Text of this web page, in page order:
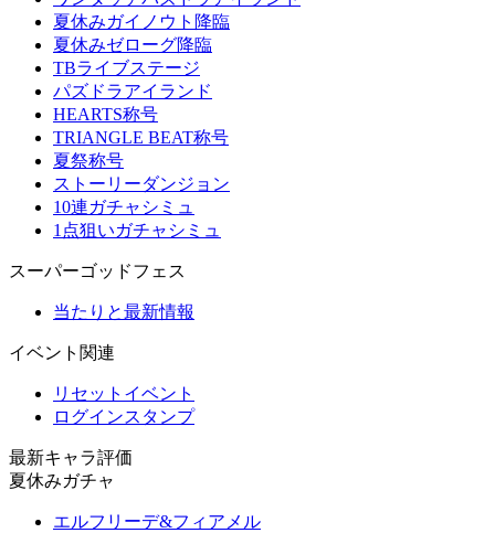
夏休みガイノウト降臨
夏休みゼローグ降臨
TBライブステージ
パズドラアイランド
HEARTS称号
TRIANGLE BEAT称号
夏祭称号
ストーリーダンジョン
10連ガチャシミュ
1点狙いガチャシミュ
スーパーゴッドフェス
当たりと最新情報
イベント関連
リセットイベント
ログインスタンプ
最新キャラ評価
夏休みガチャ
エルフリーデ&フィアメル